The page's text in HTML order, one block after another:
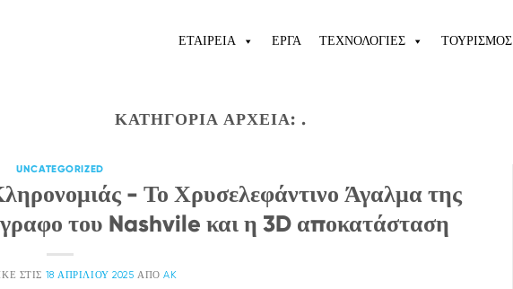
ΕΤΑΙΡΕΙΑ ΕΡΓΑ ΤΕΧΝΟΛΟΓΙΕΣ ΤΟΥΡΙΣΜΟΣ
ΚΑΤΗΓΟΡΊΑ ΑΡΧΕΊΑ: .
UNCATEGORIZED
- Το Χρυσελεφάντινο Άγαλμα της
του Nashvile και η 3D αποκατάσταση
ΣΤΙΣ 18 ΑΠΡΙΛΊΟΥ 2025 ΑΠΌAK